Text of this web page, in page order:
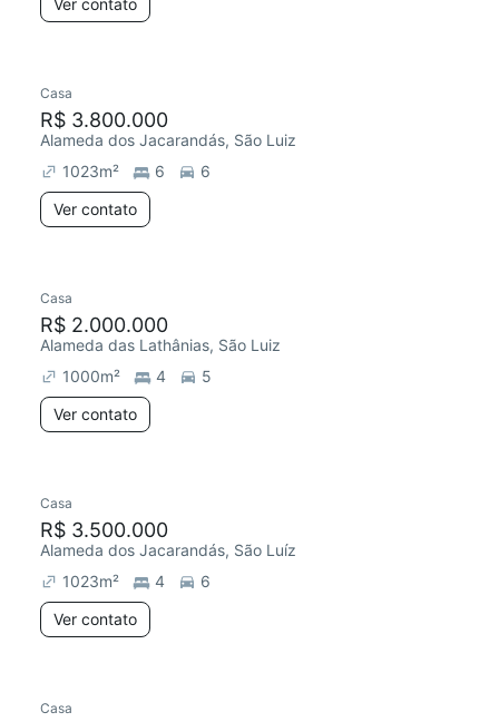
Ver contato
Casa
R$ 3.800.000
Alameda dos Jacarandás, São Luiz
1023m² 6
6
Ver contato
Casa
R$ 2.000.000
Alameda das Lathânias, São Luiz
1000m² 4
5
Ver contato
Casa
R$ 3.500.000
Alameda dos Jacarandás, São Luíz
1023m² 4
6
Ver contato
Casa